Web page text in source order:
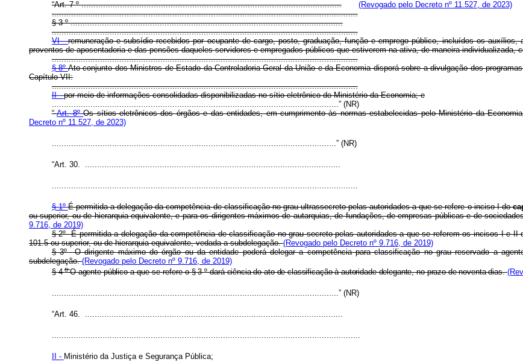
“Art. 7º............................................................................................................
(Revogado pelo Decreto nº 11.527, de 2023)
...............................................................................................................................
§ 3º.................................................................................................................
...............................................................................................................................
VI -remuneração e subsídio recebidos por ocupante de cargo, posto, graduação, função e emprego público, incluídos os
proventos de aposentadoria e das pensões daqueles servidores e empregados públicos que estiverem na ativa, de maneira
...............................................................................................................................
§ 8ºAto conjunto dos Ministros de Estado da Controladoria-Geral da União e da Economia disporá sobre a divulgação dos
Capítulo VII:
...............................................................................................................................
II -por meio de informações consolidadas disponibilizadas no sítio eletrônico do Ministério da Economia; e
.......................................................................................................................” (NR)
“Art. 8ºOs sítios eletrônicos dos órgãos e das entidades, em cumprimento às normas estabelecidas pelo Ministério da
Decreto nº 11.527, de 2023)
......................................................................................................................” (NR)
“Art. 30. ..........................................................................................................
...............................................................................................................................
§ 1ºÉ permitida a delegação da competência de classificação no grau ultrassecreto pelas autoridades a que se refere o inciso I do
ou superior, ou de hierarquia equivalente, e para os dirigentes máximos de autarquias, de fundações, de empresas públicas e de
9.716, de 2019)
§ 2º É permitida a delegação da competência de classificação no grau secreto pelas autoridades a que se referem os incisos Ie II
101.5 ou superior, ou de hierarquia equivalente, vedada a subdelegação.(Revogado pelo Decreto nº 9.716, de 2019)
§ 3º O dirigente máximo do órgão ou da entidade poderá delegar a competência para classificação no grau reservado a
subdelegação.(Revogado pelo Decreto nº 9.716, de 2019)
§ 4oO agente públicoa que se refere o§ 3ºdará ciência do ato de classificação à autoridade delegante, no prazo de noventa dias.
.......................................................................................................................” (NR)
“Art. 46. ...........................................................................................................
................................................................................................................................
II - Ministério da Justiça e Segurança Pública;